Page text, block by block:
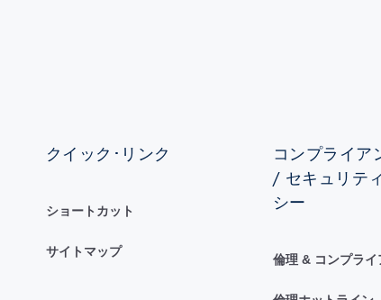
クイック･リンク
ショートカット
サイトマップ
コンプライア
/ セキュリテ
シー
倫理 & コンプライ